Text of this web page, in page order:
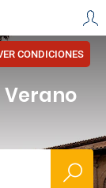
CONDICIONES
Verano